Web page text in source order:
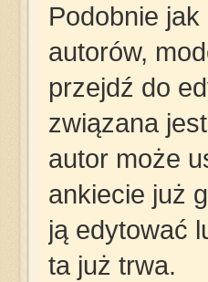
Podobnie
autorów,
przejdź do
związana
autor może
ankiecie już
ją edytować
ta już trwa.